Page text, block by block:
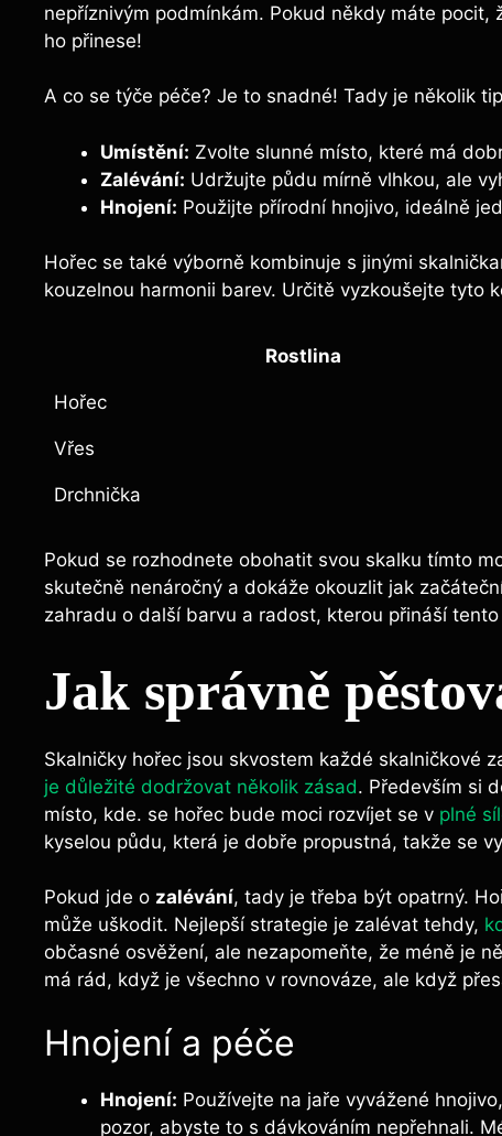
nepříznivým podmínkám. Pokud někdy máte
ho přinese!
A co se týče péče? Je to snadné! Tady je několik
Umístění: Zvolte slunné místo, které má
Zalévání: Udržujte půdu mírně vlhkou, ale
Hnojení: Použijte přírodní hnojivo, ideálně
Hořec se také výborně kombinuje s jinými
kouzelnou harmonii barev. Určitě vyzkoušejte tyto
Rostlina
Hořec
Vřes
Drchnička
Pokud se rozhodnete obohatit svou skalku tímto
skutečně nenáročný a dokáže okouzlit jak
zahradu o další barvu a radost, kterou přináší
Jak správně
Skalničky hořec jsou skvostem každé skalničkové
je důležité dodržovat několik zásad. Především si
místo, kde. se hořec bude moci rozvíjet se v plné
kyselou půdu, která je dobře propustná, takže se
Pokud jde o zalévání, tady je třeba být opatrný.
může uškodit. Nejlepší strategie je zalévat tehdy,
občasné osvěžení, ale nezapomeňte, že méně je
má rád, když je všechno v rovnováze, ale když
Hnojení a péče
Hnojení: Používejte na jaře vyvážené
pozor, abyste to s dávkováním nepřehnali.